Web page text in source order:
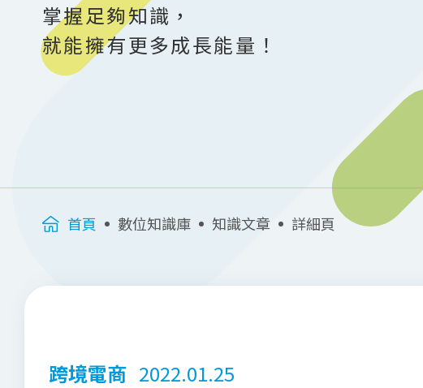
掌握足夠知識，
就能擁有更多成長能量！
首頁 數位知識庫 知識文章 詳細頁
跨境電商 2022.01.25